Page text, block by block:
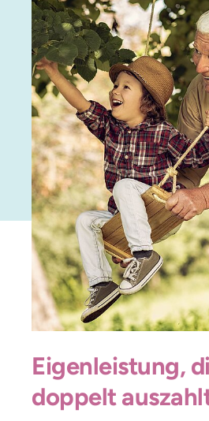
Eigenleistung,
doppelt